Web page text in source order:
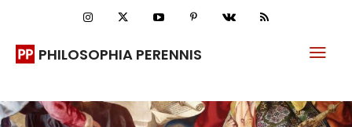
PHILOSOPHIA PERENNIS